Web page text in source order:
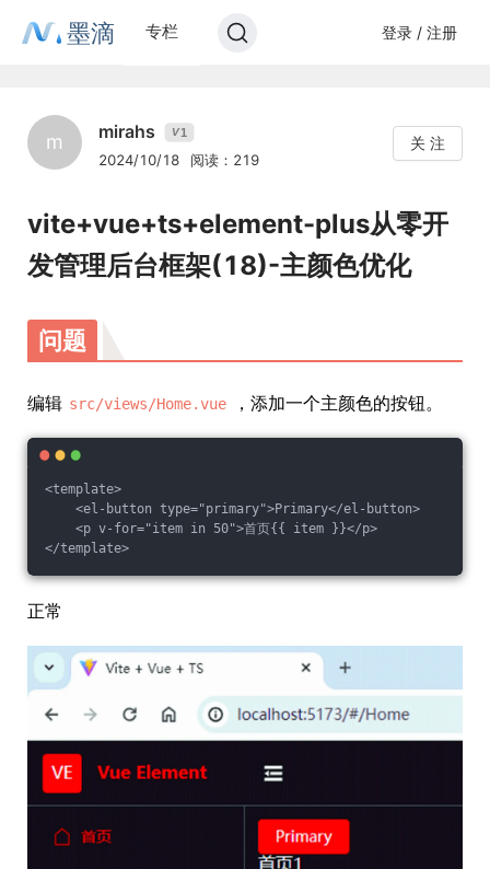
墨滴 专栏 登录 / 注册
m mirahs V1
2024/10/18 阅读：219
关 注
vite+vue+ts+element-plus从零开
发管理后台框架(18)-主颜色优化
问题
编辑 src/views/Home.vue ，添加一个主颜色的按钮。
<template>
    <el-button type="primary">Primary</el-button>
    <p v-for="item in 50">首页{{ item }}</p>
正常